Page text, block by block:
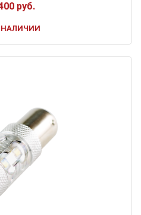
руб.
НАЛИЧИИ